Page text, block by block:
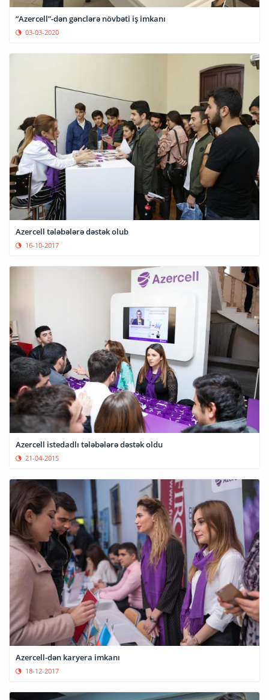
“Azercell”-dən gənclərə növbəti iş imkanı
03-03-2020
Azercell tələbələrə dəstək olub
16-10-2017
Azercell istedadlı tələbələrə dəstək oldu
21-04-2015
Azercell-dən karyera imkanı
18-12-2017